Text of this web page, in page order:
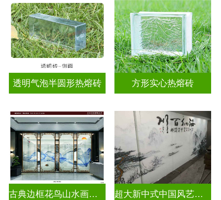
透明气泡半圆形热熔砖 方形实心热熔砖
古典边框花鸟山水画玻璃 超大新中式中国风艺术水墨山水画玻璃